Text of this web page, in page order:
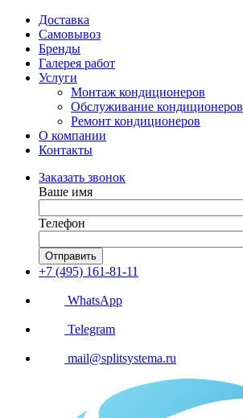
Доставка
Самовывоз
Бренды
Галерея работ
Услуги
Монтаж кондиционеров
Обслуживание кондиционеров
Ремонт кондиционеров
О компании
Контакты
Заказать звонок
Ваше имя
Телефон
Отправить
+7 (495) 161-81-11
WhatsApp
Telegram
mail@splitsystema.ru